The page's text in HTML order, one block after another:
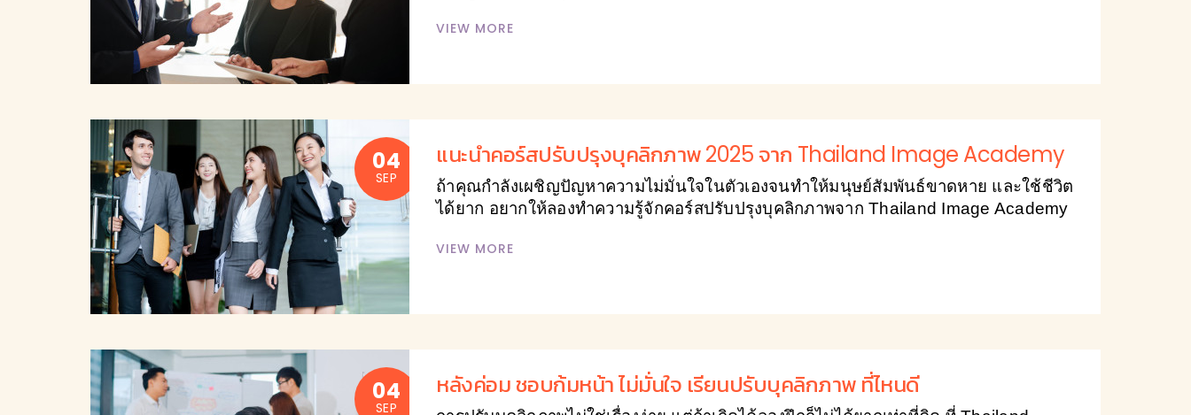
VIEW MORE
04
SEP
แนะนำคอร์สปรับปรุงบุคลิกภาพ 2025 จาก Thailand Image Academy
ถ้าคุณกำลังเผชิญปัญหาความไม่มั่นใจในตัวเองจนทำให้มนุษย์สัมพันธ์ขาดหาย และใช้ชีวิต
ได้ยาก อยากให้ลองทำความรู้จักคอร์สปรับปรุงบุคลิกภาพจาก Thailand Image Academy
VIEW MORE
04
SEP
หลังค่อม ชอบก้มหน้า ไม่มั่นใจ เรียนปรับบุคลิกภาพ ที่ไหนดี